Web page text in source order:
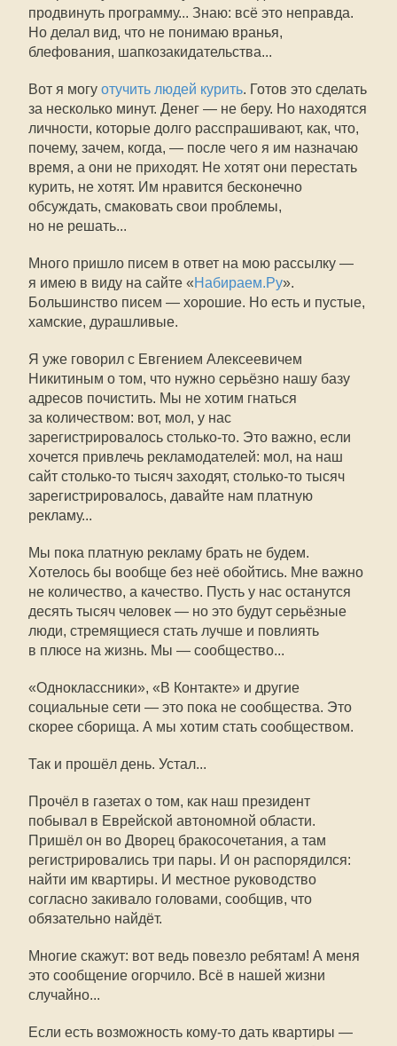
продвинуть программу... Знаю: всё это неправда.
Но делал вид, что не понимаю вранья,
блефования, шапкозакидательства...
Вот я могу отучить людей курить. Готов это сделать
за несколько минут. Денег — не беру. Но находятся
личности, которые долго расспрашивают, как, что,
почему, зачем, когда, — после чего я им назначаю
время, а они не приходят. Не хотят они перестать
курить, не хотят. Им нравится бесконечно
обсуждать, смаковать свои проблемы,
но не решать...
Много пришло писем в ответ на мою рассылку —
я имею в виду на сайте «Набираем.Ру».
Большинство писем — хорошие. Но есть и пустые,
хамские, дурашливые.
Я уже говорил с Евгением Алексеевичем
Никитиным о том, что нужно серьёзно нашу базу
адресов почистить. Мы не хотим гнаться
за количеством: вот, мол, у нас
зарегистрировалось столько-то. Это важно, если
хочется привлечь рекламодателей: мол, на наш
сайт столько-то тысяч заходят, столько-то тысяч
зарегистрировалось, давайте нам платную
рекламу...
Мы пока платную рекламу брать не будем.
Хотелось бы вообще без неё обойтись. Мне важно
не количество, а качество. Пусть у нас останутся
десять тысяч человек — но это будут серьёзные
люди, стремящиеся стать лучше и повлиять
в плюсе на жизнь. Мы — сообщество...
«Одноклассники», «В Контакте» и другие
социальные сети — это пока не сообщества. Это
скорее сборища. А мы хотим стать сообществом.
Так и прошёл день. Устал...
Прочёл в газетах о том, как наш президент
побывал в Еврейской автономной области.
Пришёл он во Дворец бракосочетания, а там
регистрировались три пары. И он распорядился:
найти им квартиры. И местное руководство
согласно закивало головами, сообщив, что
обязательно найдёт.
Многие скажут: вот ведь повезло ребятам! А меня
это сообщение огорчило. Всё в нашей жизни
случайно...
Если есть возможность кому-то дать квартиры —